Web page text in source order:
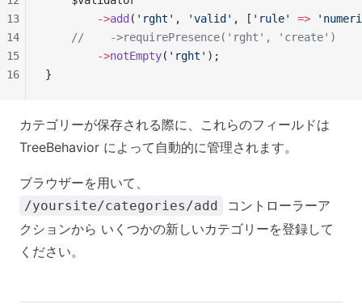
        ->
add ( 'rght' , 'valid' , [ 'rule' =>
    //    ->requirePresence('rght', 'create')
        ->
notEmpty( 'rght' );
}
13
14
15
16
カテゴリーが保存される際に、これらのフィールドは
TreeBehavior によって自動的に管理されます。
ブラウザーを用いて、
/yoursite/categories/add
コントローラーア
クションから いくつかの新しいカテゴリーを登録して
ください。